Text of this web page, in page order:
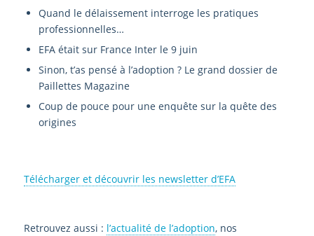
Quand le délaissement interroge les pratiques
professionnelles…
EFA était sur France Inter le 9 juin
Sinon, t’as pensé à l’adoption ? Le grand dossier de
Paillettes Magazine
Coup de pouce pour une enquête sur la quête des
origines
Télécharger et découvrir les newsletter d’EFA
Retrouvez aussi : l’actualité de l’adoption, nos